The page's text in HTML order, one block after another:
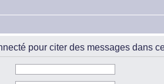
pour citer des messages dans